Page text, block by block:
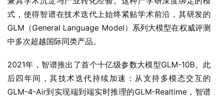
式，使得智谱在技术迭代上始终紧贴学术前沿，其研发的
GLM（General Language Model）系列大模型在权威评测
中多次超越国际同类产品。
2021年，智谱推出了首个十亿级参数大模型GLM-10B。此
后四年间，其技术迭代持续加速：从支持多模态交互的
GLM-4-Air到实现端到端实时推理的GLM-Realtime，智谱